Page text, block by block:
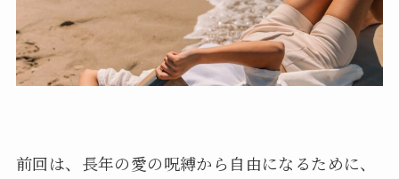
前回は、長年の愛の呪縛から自由になるために、